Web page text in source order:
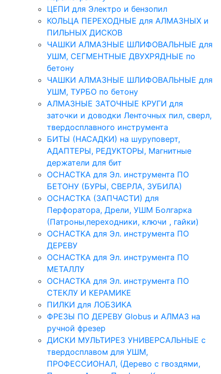
ЦЕПИ для Электро и бензопил
КОЛЬЦА ПЕРЕХОДНЫЕ для АЛМАЗНЫХ и
ПИЛЬНЫХ ДИСКОВ
ЧАШКИ АЛМАЗНЫЕ ШЛИФОВАЛЬНЫЕ для
УШМ, СЕГМЕНТНЫЕ ДВУХРЯДНЫЕ по
бетону
ЧАШКИ АЛМАЗНЫЕ ШЛИФОВАЛЬНЫЕ для
УШМ, ТУРБО по бетону
АЛМАЗНЫЕ ЗАТОЧНЫЕ КРУГИ для
заточки и доводки Ленточных пил, сверл,
твердосплавного инструмента
БИТЫ (НАСАДКИ) на шуруповерт,
АДАПТЕРЫ, РЕДУКТОРЫ, Магнитные
держатели для бит
ОСНАСТКА для Эл. инструмента ПО
БЕТОНУ (БУРЫ, СВЕРЛА, ЗУБИЛА)
ОСНАСТКА (ЗАПЧАСТИ) для
Перфоратора, Дрели, УШМ Болгарка
(Патроны,переходники, ключи , гайки)
ОСНАСТКА для Эл. инструмента ПО
ДЕРЕВУ
ОСНАСТКА для Эл. инструмента ПО
МЕТАЛЛУ
ОСНАСТКА для Эл. инструмента ПО
СТЕКЛУ И КЕРАМИКЕ
ПИЛКИ для ЛОБЗИКА
ФРЕЗЫ ПО ДЕРЕВУ Globus и АЛМАЗ на
ручной фрезер
ДИСКИ МУЛЬТИРЕЗ УНИВЕРСАЛЬНЫЕ с
твердосплавом для УШМ,
ПРОФЕССИОНАЛ, (Дерево с гвоздями,